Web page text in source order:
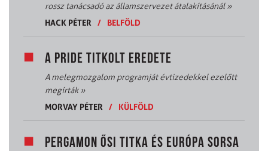
rossz tanácsadó az államszervezet átalakításánál»
HACK PÉTER
/ BELFÖLD
A PRIDE TITKOLT EREDETE
A melegmozgalom programját évtizedekkel ezelőtt
megírták»
MORVAY PÉTER
/ KÜLFÖLD
PERGAMON ŐSI TITKA ÉS EURÓPA SORSA